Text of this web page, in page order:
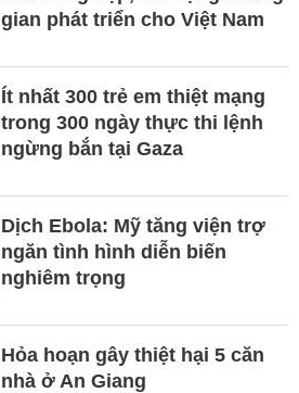
gian phát triển cho Việt Nam
Ít nhất 300 trẻ em thiệt mạng
trong 300 ngày thực thi lệnh
ngừng bắn tại Gaza
Dịch Ebola: Mỹ tăng viện trợ
ngăn tình hình diễn biến
nghiêm trọng
Hỏa hoạn gây thiệt hại 5 căn
nhà ở An Giang